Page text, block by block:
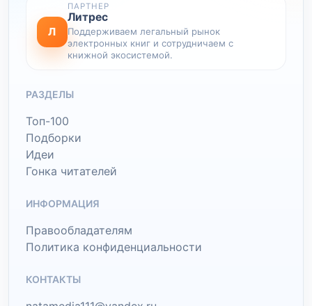
Л
ПАРТНЕР
Литрес
Поддерживаем легальный рынок
электронных книг и сотрудничаем с
книжной экосистемой.
РАЗДЕЛЫ
Топ-100
Подборки
Идеи
Гонка читателей
ИНФОРМАЦИЯ
Правообладателям
Политика конфиденциальности
КОНТАКТЫ